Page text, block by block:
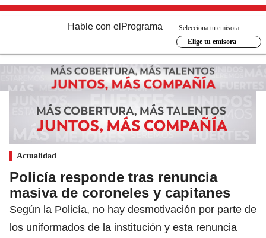
Hable con el Programa
Selecciona tu emisora
Elige tu emisora
Actualidad
Policía responde tras renuncia
masiva de coroneles y capitanes
Según la Policía, no hay desmotivación por parte de
los uniformados de la institución y esta renuncia